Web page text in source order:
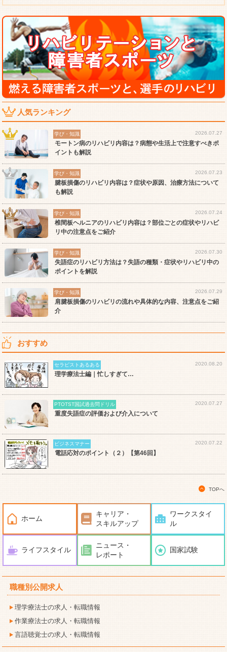
人気ランキング
学び・知識 2026.07.27
モートン病のリハビリ内容は？病態や生活上で注意すべきポ
イントも解説
学び・知識 2026.07.23
腱板損傷のリハビリ内容は？症状や原因、治療方法について
も解説
学び・知識 2026.07.24
椎間板ヘルニアのリハビリ内容は？部位ごとの症状やリハビ
リ中の注意点をご紹介
学び・知識 2026.07.30
失語症のリハビリ方法は？失語の種類・症状やリハビリ中の
ポイントを解説
学び・知識 2026.07.29
肩腱板損傷のリハビリの流れや具体的な内容、注意点をご紹
介
おすすめ
セラピストあるある 2020.08.20
理学療法士編｜忙しすぎて…
PTOTST国試過去問ドリル 2020.07.27
重度失語症の評価および介入について
ビジネスマナー 2020.07.22
電話応対のポイント（２）【第46回】
TOPへ
ホーム
キャリア・
スキルアップ
ワークスタイ
ル
ライフスタイル
ニュース・
レポート
国家試験
職種別公開求人
理学療法士の求人・転職情報
作業療法士の求人・転職情報
言語聴覚士の求人・転職情報